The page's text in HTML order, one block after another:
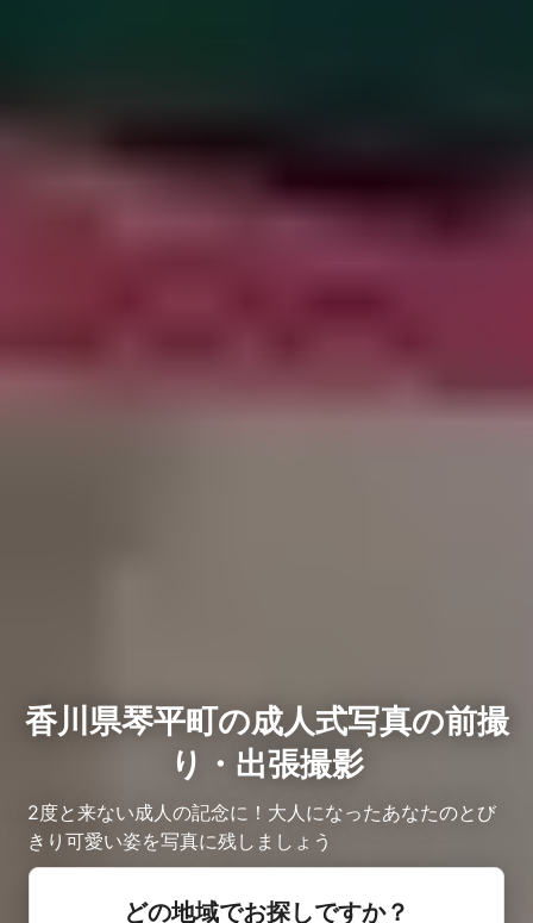
香川県琴平町の成人式写真の前撮
り・出張撮影
2度と来ない成人の記念に！大人になったあなたのとび
きり可愛い姿を写真に残しましょう
どの地域でお探しですか？